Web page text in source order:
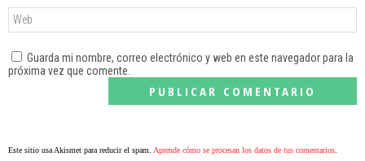
Guarda mi nombre, correo electrónico y web en este navegador para la
próxima vez que comente.
Este sitio usa Akismet para reducir el spam. Aprende cómo se procesan los datos de tus comentarios